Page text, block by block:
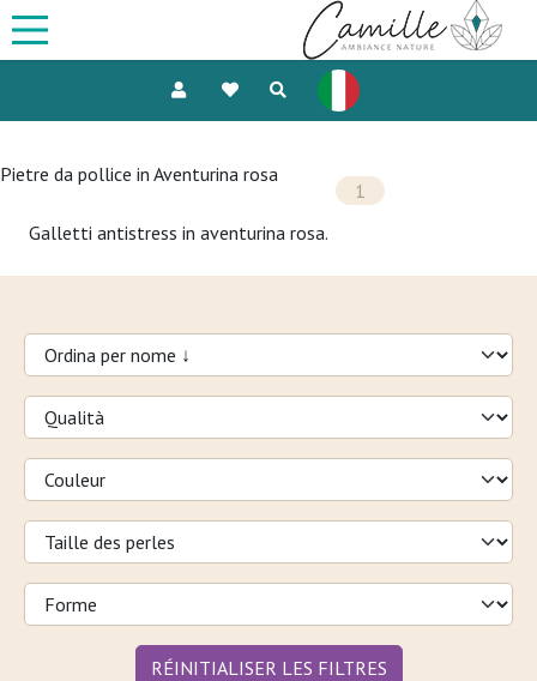
Pietre da pollice in Aventurina rosa
1
Galletti antistress in aventurina rosa.
RÉINITIALISER LES FILTRES